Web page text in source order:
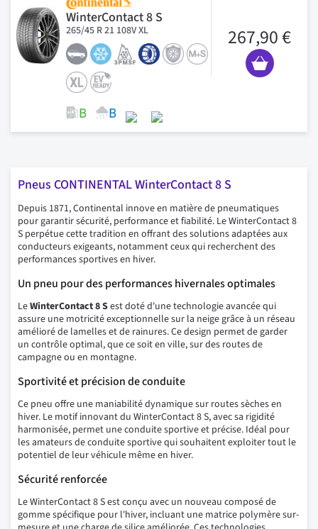
WinterContact 8 S
265/45 R 21 108V XL 267,90 €
Pneus CONTINENTAL WinterContact 8 S
Depuis 1871, Continental innove en matière de pneumatiques
pour garantir sécurité, performance et fiabilité. Le WinterContact 8
S perpétue cette tradition en offrant des solutions adaptées aux
conducteurs exigeants, notamment ceux qui recherchent des
performances sportives en hiver.
Un pneu pour des performances hivernales optimales
LeWinterContact 8 Sest doté d'une technologie avancée qui
assure une motricité exceptionnelle sur la neige grâce à un réseau
amélioré de lamelles et de rainures. Ce design permet de garder
un contrôle optimal, que ce soit en ville, sur des routes de
campagne ou en montagne.
Sportivité et précision de conduite
Ce pneu offre une maniabilité dynamique sur routes sèches en
hiver. Le motif innovant du WinterContact 8 S, avec sa rigidité
harmonisée, permet une conduite sportive et précise. Idéal pour
les amateurs de conduite sportive qui souhaitent exploiter tout le
potentiel de leur véhicule même en hiver.
Sécurité renforcée
Le WinterContact 8 S est conçu avec un nouveau composé de
gomme spécifique pour l'hiver, incluant une matrice polymère sur-